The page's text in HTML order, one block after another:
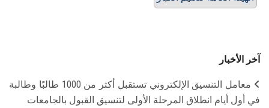
آخر الأخبار
معامل التنسيق الإلكتروني تستقبل أكثر من 1000 طالبًا وطالبة
في أول أيام انطلاق المرحلة الأولى لتنسيق القبول بالجامعات